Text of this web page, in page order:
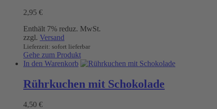
2,95 €
Enthält 7% reduz. MwSt.
zzgl. Versand
Lieferzeit: sofort lieferbar
Gehe zum Produkt
In den Warenkorb
Rührkuchen mit Schokolade
4,50 €